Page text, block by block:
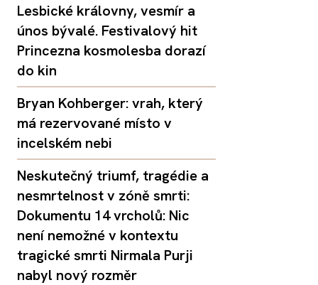
Lesbické královny, vesmír a
únos bývalé. Festivalový hit
Princezna kosmolesba dorazí
do kin
Bryan Kohberger: vrah, který
má rezervované místo v
incelském nebi
Neskutečný triumf, tragédie a
nesmrtelnost v zóně smrti:
Dokumentu 14 vrcholů: Nic
není nemožné v kontextu
tragické smrti Nirmala Purji
nabyl nový rozměr